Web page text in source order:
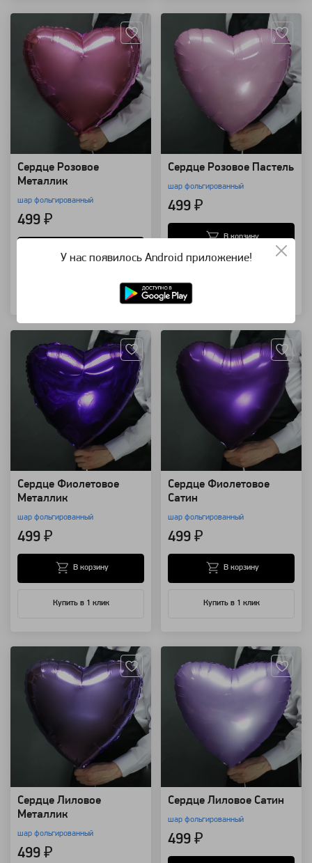
Сердце Розовое
Металлик
шар фольгированный
499 ₽
Сердце Розовое Пастель
шар фольгированный
499 ₽
В корзину
Сердце Фиолетовое
Металлик
шар фольгированный
499 ₽
Купить в 1 клик
В корзину
Сердце Фиолетовое
Сатин
шар фольгированный
499 ₽
Купить в 1 клик
В корзину
Сердце Лиловое
Металлик
шар фольгированный
499 ₽
Сердце Лиловое Сатин
шар фольгированный
499 ₽
У нас появилось Android приложение!